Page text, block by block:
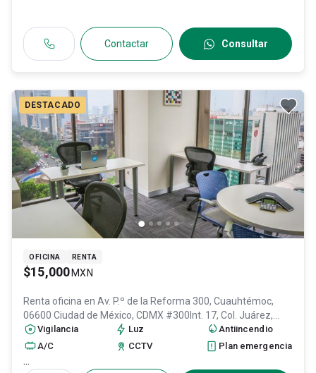
Contactar Consultar
DESTACADO
OFICINA RENTA
$15,000 MXN
Renta oficina en Av. P.º de la Reforma 300, Cuauhtémoc,
06600 Ciudad de México, CDMX #300Int. 17, Col. Juárez,
Cuauhtémoc
, DF / CDMX, México , C.P. 06600, ID:31014118
Vigilancia Luz
Antiincendio
A/C
CCTV Plan emergencia
...